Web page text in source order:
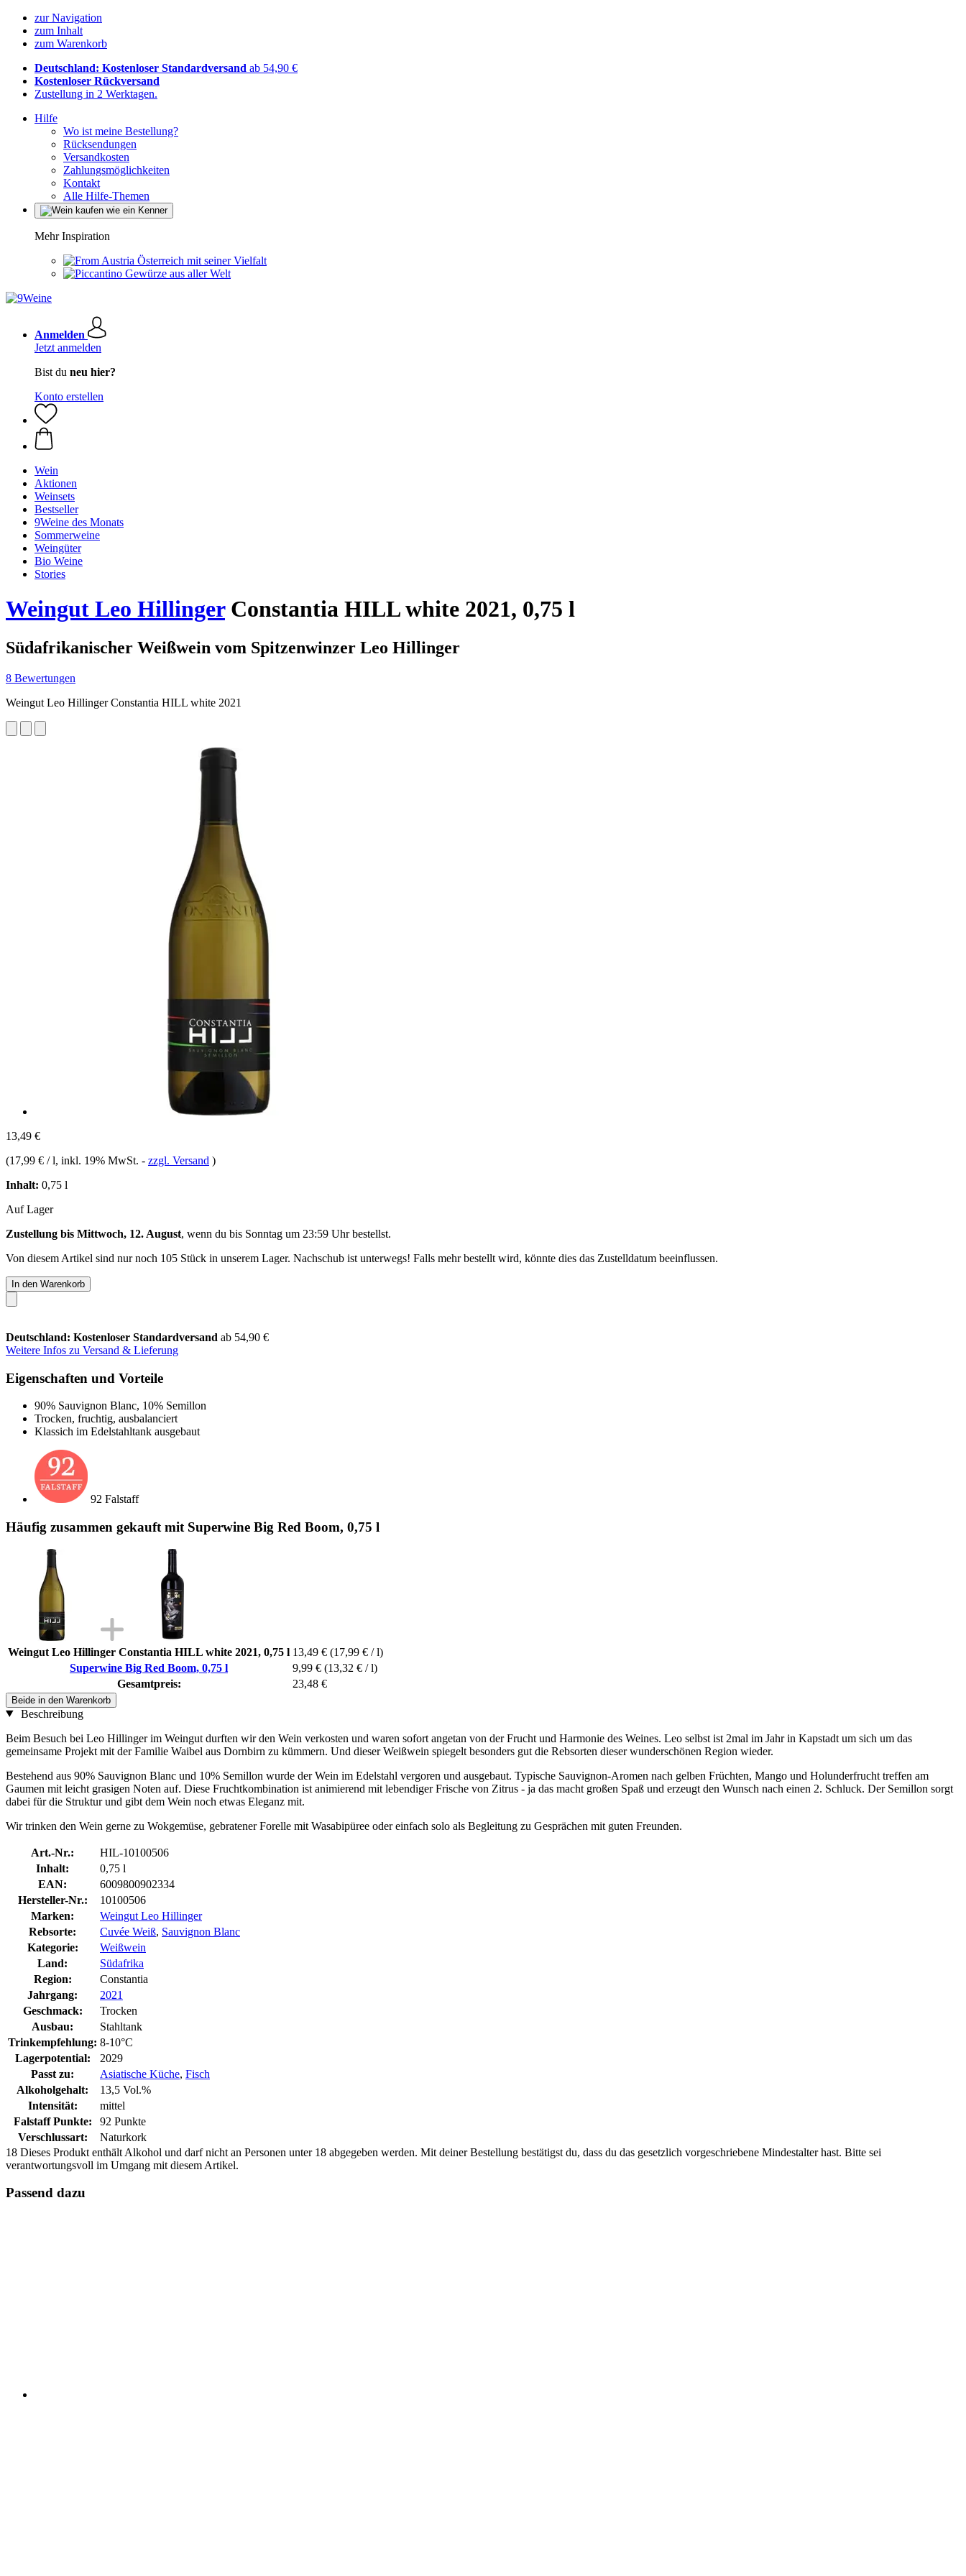
zur Navigation
zum Inhalt
zum Warenkorb
Deutschland: Kostenloser Standardversand ab 54,90 €
Kostenloser Rückversand
Zustellung in 2 Werktagen.
Hilfe
Wo ist meine Bestellung?
Rücksendungen
Versandkosten
Zahlungsmöglichkeiten
Kontakt
Alle Hilfe-Themen
Mehr Inspiration
Österreich mit seiner Vielfalt
Gewürze aus aller Welt
Anmelden
Jetzt anmelden
Bist du neu hier?
Konto erstellen
Wein
Aktionen
Weinsets
Bestseller
9Weine des Monats
Sommerweine
Weingüter
Bio Weine
Stories
Weingut Leo HillingerConstantia HILL white 2021, 0,75 l
Südafrikanischer Weißwein vom Spitzenwinzer Leo Hillinger
8 Bewertungen
Weingut Leo Hillinger Constantia HILL white 2021
13,49 €
(17,99 € / l, inkl. 19% MwSt. - zzgl. Versand )
Inhalt: 0,75 l
Auf Lager
Zustellung bis Mittwoch, 12. August, wenn du bis Sonntag um 23:59 Uhrbestellst.
Von diesem Artikel sind nur noch 105 Stück in unserem Lager. Nachschub ist unterwegs! Falls mehr bestellt wird, könnte dies das Zustelldatum beeinflussen.
In den Warenkorb
Deutschland: Kostenloser Standardversand ab 54,90 €
Weitere Infos zu Versand & Lieferung
Eigenschaften und Vorteile
90% Sauvignon Blanc, 10% Semillon
Trocken, fruchtig, ausbalanciert
Klassich im Edelstahltank ausgebaut
92 Falstaff
Häufig zusammen gekauft mit Superwine Big Red Boom, 0,75 l
Weingut Leo Hillinger Constantia HILL white 2021, 0,75 l 13,49 € (17,99 € / l)
Superwine Big Red Boom, 0,75 l
9,99 € (13,32 € / l)
Gesamtpreis:
23,48 €
Beide in den Warenkorb
Beschreibung
Beim Besuch bei Leo Hillinger im Weingut durften wir den Wein verkosten und waren sofort angetan von der Frucht und Harmonie des Weines. Leo selbst ist 2mal im Jahr in Kapstadt um sich um das
gemeinsame Projekt mit der Familie Waibel aus Dornbirn zu kümmern. Und dieser Weißwein spiegelt besonders gut die Rebsorten dieser wunderschönen Region wieder.
Bestehend aus 90% Sauvignon Blanc und 10% Semillon wurde der Wein im Edelstahl vergoren und ausgebaut. Typische Sauvignon-Aromen nach gelben Früchten, Mango und Holunderfrucht treffen am
Gaumen mit leicht grasigen Noten auf. Diese Fruchtkombination ist animierend mit lebendiger Frische von Zitrus - ja das macht großen Spaß und erzeugt den Wunsch nach einen 2. Schluck. Der Semillon sorgt
dabei für die Struktur und gibt dem Wein noch etwas Eleganz mit.
Wir trinken den Wein gerne zu Wokgemüse, gebratener Forelle mit Wasabipüree oder einfach solo als Begleitung zu Gesprächen mit guten Freunden.
Art.-Nr.:
HIL-10100506
Inhalt:
0,75 l
EAN:
6009800902334
Hersteller-Nr.:
10100506
Marken:
Weingut Leo Hillinger
Rebsorte:
Cuvée Weiß, Sauvignon Blanc
Kategorie:
Weißwein
Land:
Südafrika
Region:
Constantia
Jahrgang:
2021
Geschmack:
Trocken
Ausbau:
Stahltank
Trinkempfehlung: 8-10°C
Lagerpotential:
2029
Passt zu:
Asiatische Küche, Fisch
Alkoholgehalt:
13,5 Vol.%
Intensität:
mittel
Falstaff Punkte:
92 Punkte
Verschlussart:
Naturkork
18 Dieses Produkt enthält Alkohol und darf nicht an Personen unter 18 abgegeben werden. Mit deiner Bestellung bestätigst du, dass du das gesetzlich vorgeschriebene Mindestalter hast. Bitte sei
verantwortungsvoll im Umgang mit diesem Artikel.
Passend dazu